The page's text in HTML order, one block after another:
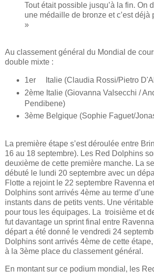
Tout était possible jusqu’à la fin. On
une médaille de bronze et c’est déjà
»
Au classement général du Mondial de
double mixte :
1er Italie (Claudia Rossi/Pietro
2ème Italie (Giovanna Valsecchi /
Pendibene)
3ème Belgique (Sophie Faguet/
La première étape s’est déroulée entre
16 au 18 septembre). Les Red Dolphins
deuxième de cette première manche. La
débuté le lundi 20 septembre avec un
Flotte a rejoint le 22 septembre Ravenna
Dolphins sont arrivés 4ème au terme
instants dans de petits vents. Une
pour tous les équipages. La troisième et
fut davantage un sprint final entre
départ a été donné le vendredi 24
Dolphins sont arrivés 4ème de cette
à la 3ème place du classement général.
En montant sur ce podium mondial, les